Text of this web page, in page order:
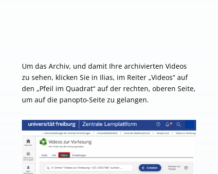
Um das Archiv, und damit Ihre archivierten Videos
zu sehen, klicken Sie in Ilias, im Reiter „Videos“ auf
den „Pfeil im Quadrat“ auf der rechten, oberen Seite,
um auf die panopto-Seite zu gelangen.